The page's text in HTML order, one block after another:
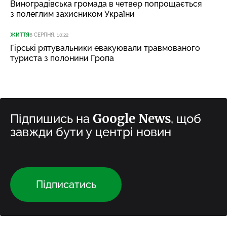
Виноградівська громада в четвер попрощається
з полеглим захисником України
ЖИТТЯ6 СЕРПНЯ, 10:22
Гірські рятувальники евакуювали травмованого
туриста з полонини Гропа
Підпишись на Google News, щоб
завжди бути у центрі новин
Підписатись